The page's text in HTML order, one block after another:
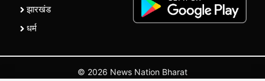
झारखंड
धर्म
© 2026 News Nation Bharat